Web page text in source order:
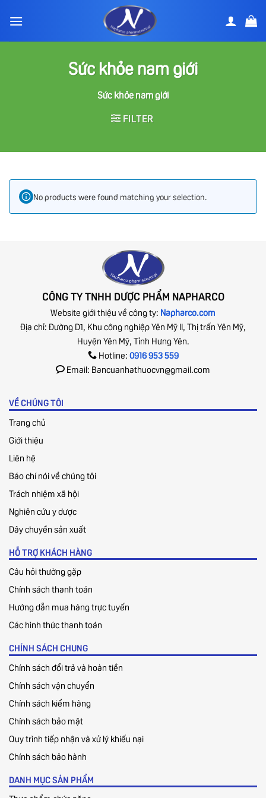
qua
Sức khỏe nam giới
Sức khỏe nam giới
FILTER
No products were found matching your selection.
CÔNG TY TNHH DƯỢC PHẨM NAPHARCO
Website giới thiệu về công ty: Napharco.com
Địa chỉ: Đường D1, Khu công nghiệp Yên Mỹ II, Thị trấn Yên Mỹ,
Huyện Yên Mỹ, Tỉnh Hưng Yên.
Hotline: 0916 953 559
Email: Bancuanhathuocvn@gmail.com
VỀ CHÚNG TÔI
Trang chủ
Giới thiệu
Liên hệ
Báo chí nói về chúng tôi
Trách nhiệm xã hội
Nghiên cứu y dược
Dây chuyền sản xuất
HỖ TRỢ KHÁCH HÀNG
Câu hỏi thường gặp
Chính sách thanh toán
Hướng dẫn mua hàng trực tuyến
Các hình thức thanh toán
CHÍNH SÁCH CHUNG
Chính sách đổi trả và hoàn tiền
Chính sách vận chuyển
Chính sách kiểm hàng
Chính sách bảo mật
Quy trình tiếp nhận và xử lý khiếu nại
Chính sách bảo hành
DANH MỤC SẢN PHẨM